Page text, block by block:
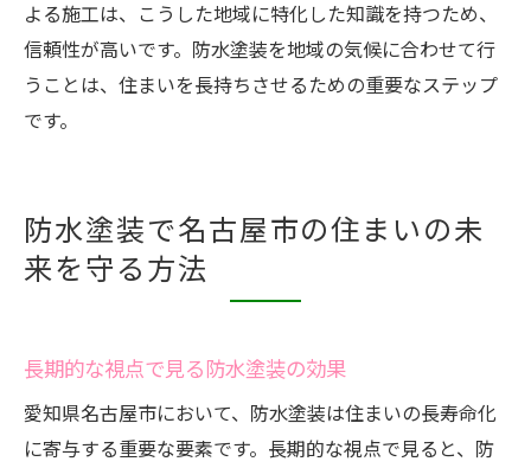
よる施工は、こうした地域に特化した知識を持つため、
信頼性が高いです。防水塗装を地域の気候に合わせて行
うことは、住まいを長持ちさせるための重要なステップ
です。
防水塗装で名古屋市の住まいの未
来を守る方法
長期的な視点で見る防水塗装の効果
愛知県名古屋市において、防水塗装は住まいの長寿命化
に寄与する重要な要素です。長期的な視点で見ると、防